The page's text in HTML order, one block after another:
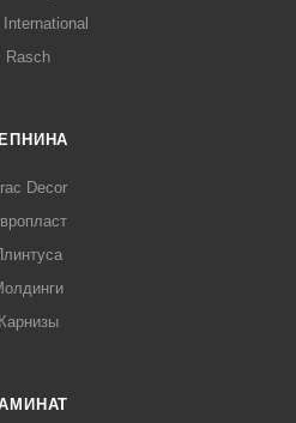
Rasch
Decor
Карнизы